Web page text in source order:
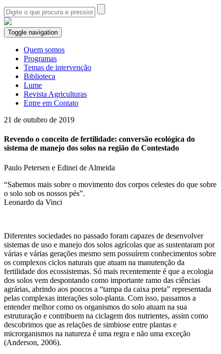
Toggle navigation
Quem somos
Programas
Temas de intervenção
Biblioteca
Lume
Revista Agriculturas
Entre em Contato
21 de outubro de 2019
Revendo o conceito de fertilidade: conversão ecológica do
sistema de manejo dos solos na região do Contestado
Paulo Petersen e Edinei de Almeida
“Sabemos mais sobre o movimento dos corpos celestes do que sobre
o solo sob os nossos pés”.
Leonardo da Vinci
Diferentes sociedades no passado foram capazes de desenvolver
sistemas de uso e manejo dos solos agrícolas que as sustentaram por
várias e várias gerações mesmo sem possuírem conhecimentos sobre
os complexos ciclos naturais que atuam na manutenção da
fertilidade dos ecossistemas. Só mais recentemente é que a ecologia
dos solos vem despontando como importante ramo das ciências
agrárias, abrindo aos poucos a “tampa da caixa preta” representada
pelas complexas interações solo-planta. Com isso, passamos a
entender melhor como os organismos do solo atuam na sua
estruturação e contribuem na ciclagem dos nutrientes, assim como
descobrimos que as relações de simbiose entre plantas e
microrganismos na natureza é uma regra e não uma exceção
(Anderson, 2006).